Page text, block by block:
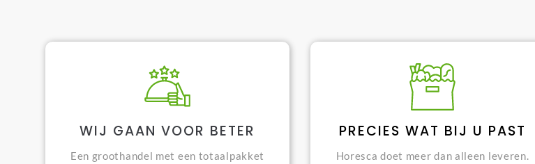
WIJ GAAN VOOR BETER
Een groothandel met een totaalpakket
PRECIES WAT BIJ U PAST
Horesca doet meer dan alleen leveren.